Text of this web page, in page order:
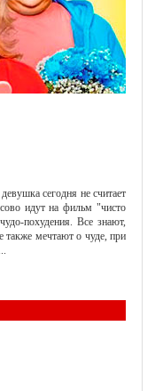
сегодня не считает
идут на фильм "чисто
похудения. Все знают,
также мечтают о чуде, при